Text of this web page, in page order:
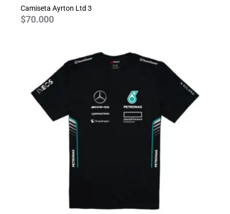
Camiseta Ayrton Ltd 3
$70.000